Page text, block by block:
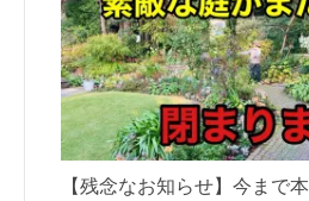
【残念なお知らせ】今まで